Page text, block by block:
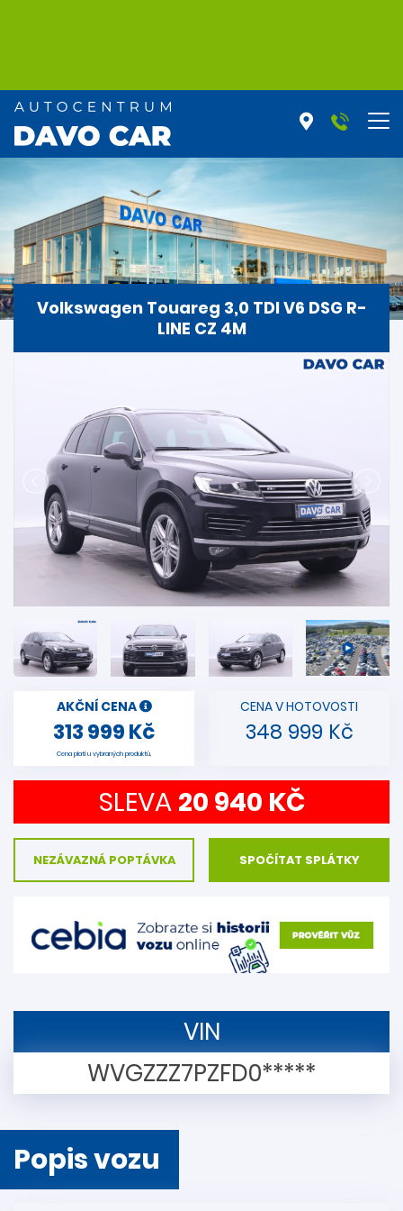
Volkswagen Touareg 3,0 TDI V6 DSG R-
LINE CZ 4M
AKČNÍ CENA
313 999 Kč
Cena platí u vybraných produktů.
CENA V HOTOVOSTI
348 999 Kč
SLEVA 20 940 KČ
NEZÁVAZNÁ POPTÁVKA SPOČÍTAT SPLÁTKY
VIN
WVGZZZ7PZFD0*****
Popis vozu